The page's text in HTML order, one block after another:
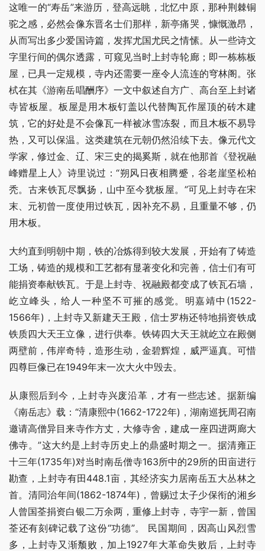
这唯一的“寿岳”来游历，登高远眺，北忆中原，那种荆棘铜
驼之感，必然会像东晋名士们那样，新亭痛哭，慷慨激昂，
从而写出多少爱国诗篇，发挥尤国尤民之情愫。从一些诗文
字里行间的偶尔透露，可窥见当时上封寺轮廊；即一栋栋板
屋，已具一定规模，寺内还需要一座令人流连的穹林阁。张
栻在其《游南岳唱酬序》一文中叙述自方广、高台至上封诸
寺皆板屋。板屋是用木板钉盖以代替陶瓦作屋顶的砖木建
筑，它的好处是不会像瓦一样被冰雪冻裂，而且木板不易导
热，又可以保温。这类建筑在元朝仍然沿续下去。像元代文
学家，修过金、辽、宋三史的揭奚斯，就在他那首《登祝融
峰赠星上人》诗里说过：“朔风日夜相腾蹙，谷老崖坚松柏
秃。古来铁瓦尽飘扬，山中至今犹板屋。”可见上封寺在宋
末、元初曾一度使用过铁瓦，因补充不易，且重量不够，仍
用木板。
大约直到明朝中期，铁的冶炼得到较大发展，开始有了铸造
工场，铸造的规模和工艺都有显著变化和完善，信士们有可
能捐资奉献铁瓦。于是上封寺、祝融殿都变成了铁瓦石墙，
屹立峰头，给人一种坚不可摧的感觉。明嘉靖中(1522-
1566年)，上封寺又新建天王殿，信士罗栴还特地捐资铁成
铁质四大天王立像，进行供奉。铁铸四大天王就屹立在殿侧
两壁前，伟岸奇特，造形生动，金碧辉煌，威严逼真。可惜
四尊巨像已在1949年末一次大火中毁去。
从康熙后到今，上封寺兴废沿革，才有一些志述。据新编
《南岳志》载：“清康熙中(1662-1722年)，湖南巡抚周召南
邀请高僧异目来寺作方丈，大修寺舍，建成一座四进两廊大
佛寺。”这大约是上封寺历史上的鼎盛时期之一。据清雍正
十三年(1735年)对当时南岳僧寺163所中的29所的田亩进行
勘查，上封寺有田448.1亩，其经济实力居南岳五大丛林之
首。清同治年间(1862-1874年)，曾赐过太子少保衔的湘乡
人曾国荃捐资白银二万余两，重修上封寺，寺宇一新，曾国
荃还有刻碑记载了这份“功德”。 民国期间，因高山风烈雪
多，上封寺又渐颓败，加上1927年大革命失败后，上封寺